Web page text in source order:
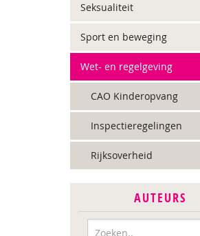
Seksualiteit
Sport en beweging
Wet- en regelgeving
CAO Kinderopvang
Inspectieregelingen
Rijksoverheid
AUTEURS